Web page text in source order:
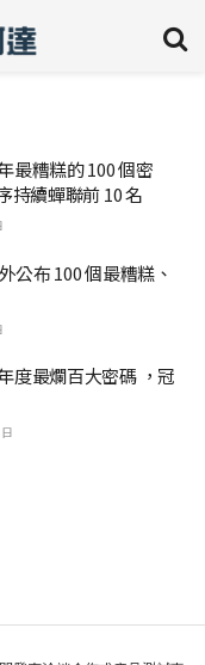
最糟糕的 100 個密
持續蟬聯前 10 名
公布 100 個最糟糕、
度最爛百大密碼 ，冠